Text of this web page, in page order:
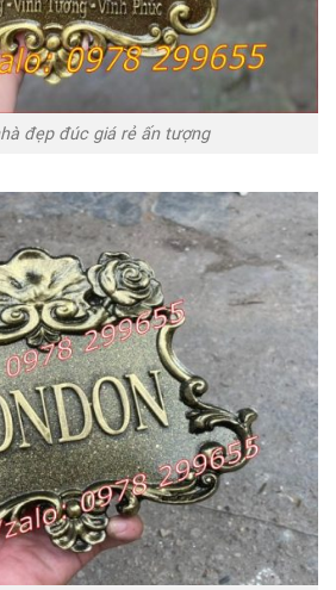
đẹp đúc giá rẻ ấn tượng